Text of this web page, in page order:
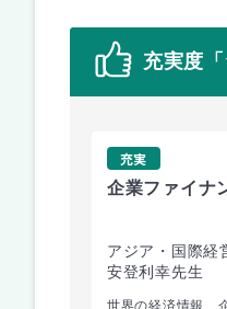
充実度
充実
企業ファイナ
アジア・国際経
安登利幸先生
世界の経済情報、